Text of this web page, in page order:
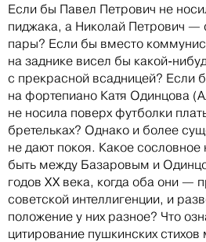
Если бы Павел Петрович не
пиджака, а Николай Петрович —
пары? Если бы вместо
на заднике висел бы какой-
с прекрасной всадницей? Если
на фортепиано Катя Одинцова
не носила поверх футболки
бретельках? Однако и более
не дают покоя. Какое сословное
быть между Базаровым и
годов ХХ века, когда оба они —
советской интеллигенции, и
положение у них разное? Что
цитирование пушкинских